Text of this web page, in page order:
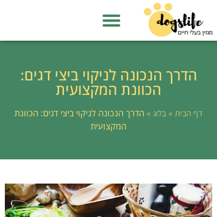
הדרך הנכונה לניקוי ביצי דגים:
הכוונת המקצועית
דף הבית »בלוג » הדרך הנכונה לניקוי ביצי דגים: הכוונת
המקצועית